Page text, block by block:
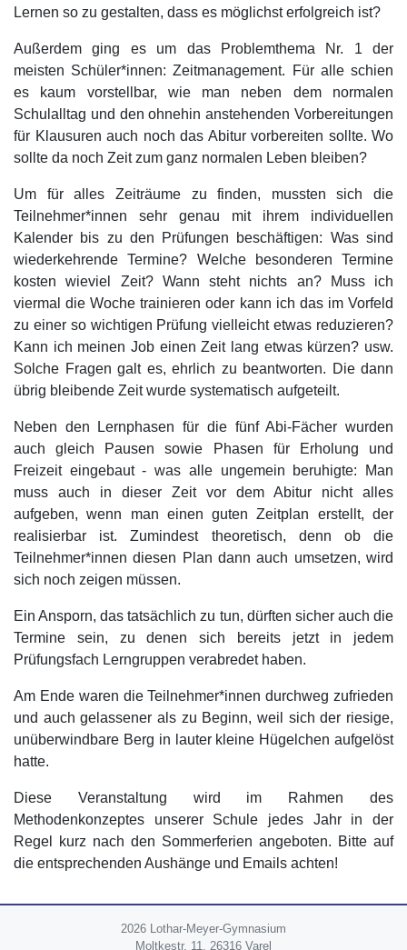
Lernen so zu gestalten, dass es möglichst erfolgreich ist?
Außerdem ging es um das Problemthema Nr. 1 der
meisten Schüler*innen: Zeitmanagement. Für alle schien
es kaum vorstellbar, wie man neben dem normalen
Schulalltag und den ohnehin anstehenden Vorbereitungen
für Klausuren auch noch das Abitur vorbereiten sollte. Wo
sollte da noch Zeit zum ganz normalen Leben bleiben?
Um für alles Zeiträume zu finden, mussten sich die
Teilnehmer*innen sehr genau mit ihrem individuellen
Kalender bis zu den Prüfungen beschäftigen: Was sind
wiederkehrende Termine? Welche besonderen Termine
kosten wieviel Zeit? Wann steht nichts an? Muss ich
viermal die Woche trainieren oder kann ich das im Vorfeld
zu einer so wichtigen Prüfung vielleicht etwas reduzieren?
Kann ich meinen Job einen Zeit lang etwas kürzen? usw.
Solche Fragen galt es, ehrlich zu beantworten. Die dann
übrig bleibende Zeit wurde systematisch aufgeteilt.
Neben den Lernphasen für die fünf Abi-Fächer wurden
auch gleich Pausen sowie Phasen für Erholung und
Freizeit eingebaut - was alle ungemein beruhigte: Man
muss auch in dieser Zeit vor dem Abitur nicht alles
aufgeben, wenn man einen guten Zeitplan erstellt, der
realisierbar ist. Zumindest theoretisch, denn ob die
Teilnehmer*innen diesen Plan dann auch umsetzen, wird
sich noch zeigen müssen.
Ein Ansporn, das tatsächlich zu tun, dürften sicher auch die
Termine sein, zu denen sich bereits jetzt in jedem
Prüfungsfach Lerngruppen verabredet haben.
Am Ende waren die Teilnehmer*innen durchweg zufrieden
und auch gelassener als zu Beginn, weil sich der riesige,
unüberwindbare Berg in lauter kleine Hügelchen aufgelöst
hatte.
Diese Veranstaltung wird im Rahmen des
Methodenkonzeptes unserer Schule jedes Jahr in der
Regel kurz nach den Sommerferien angeboten. Bitte auf
die entsprechenden Aushänge und Emails achten!
2026 Lothar-Meyer-Gymnasium
Moltkestr. 11, 26316 Varel